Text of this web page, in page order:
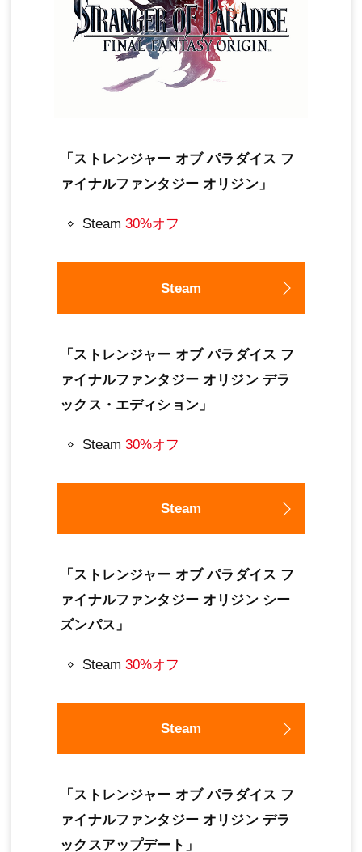
「ストレンジャー オブ パラダイス フ
ァイナルファンタジー オリジン」
Steam30%オフ
Steam
「ストレンジャー オブ パラダイス フ
ァイナルファンタジー オリジン デラ
ックス・エディション」
Steam30%オフ
Steam
「ストレンジャー オブ パラダイス フ
ァイナルファンタジー オリジン シー
ズンパス」
Steam30%オフ
Steam
「ストレンジャー オブ パラダイス フ
ァイナルファンタジー オリジン デラ
ックスアップデート」